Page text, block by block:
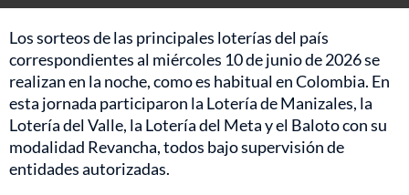
Los sorteos de las principales loterías del país
correspondientes al miércoles 10 de junio de 2026 se
realizan en la noche, como es habitual en Colombia. En
esta jornada participaron la Lotería de Manizales, la
Lotería del Valle, la Lotería del Meta y el Baloto con su
modalidad Revancha, todos bajo supervisión de
entidades autorizadas.